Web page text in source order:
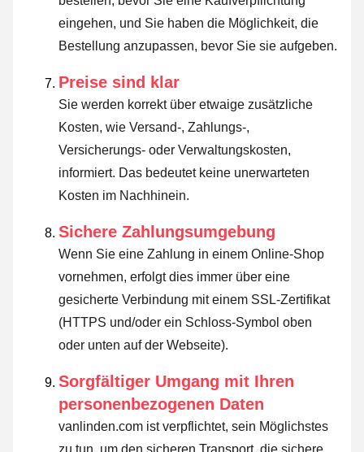
eingehen, und Sie haben die Möglichkeit, die
Bestellung anzupassen, bevor Sie sie aufgeben.
Preise sind klar
Sie werden korrekt über etwaige zusätzliche
Kosten, wie Versand-, Zahlungs-,
Versicherungs- oder Verwaltungskosten,
informiert. Das bedeutet keine unerwarteten
Kosten im Nachhinein.
Sichere Zahlungsumgebung
Wenn Sie eine Zahlung in einem Online-Shop
vornehmen, erfolgt dies immer über eine
gesicherte Verbindung mit einem SSL-Zertifikat
(HTTPS und/oder ein Schloss-Symbol oben
oder unten auf der Webseite).
Sorgfältiger Umgang mit Ihren
personenbezogenen Daten
vanlinden.com ist verpflichtet, sein Möglichstes
zu tun, um den sicheren Transport, die sichere